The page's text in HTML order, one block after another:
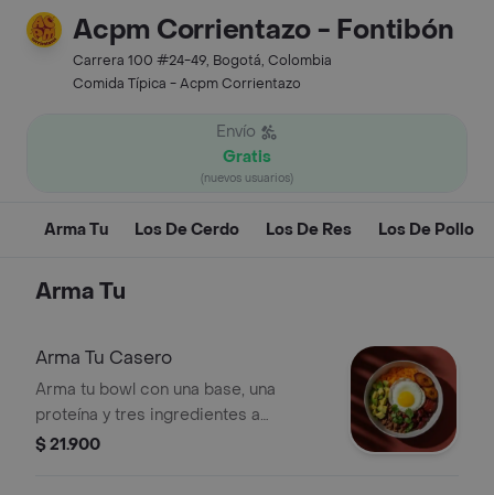
Acpm Corrientazo - Fontibón
Carrera 100 #24-49, Bogotá, Colombia
Comida Típica - Acpm Corrientazo
Envío
Gratis
(nuevos usuarios)
Arma Tu Los De Cerdo Los De Res Los De Pollo
Arma Tu
Arma Tu Casero
Arma tu bowl con una base, una
proteína y tres ingredientes a
elección.
$ 21.900